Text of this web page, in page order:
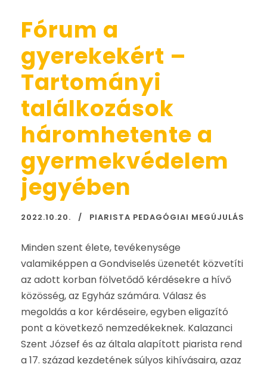
Fórum a
gyerekekért –
Tartományi
találkozások
háromhetente a
gyermekvédelem
jegyében
2022.10.20. PIARISTA PEDAGÓGIAI MEGÚJULÁS
Minden szent élete, tevékenysége
valamiképpen a Gondviselés üzenetét közvetíti
az adott korban fölvetődő kérdésekre a hívő
közösség, az Egyház számára. Válasz és
megoldás a kor kérdéseire, egyben eligazító
pont a következő nemzedékeknek. Kalazanci
Szent József és az általa alapított piarista rend
a 17. század kezdetének súlyos kihívásaira, azaz